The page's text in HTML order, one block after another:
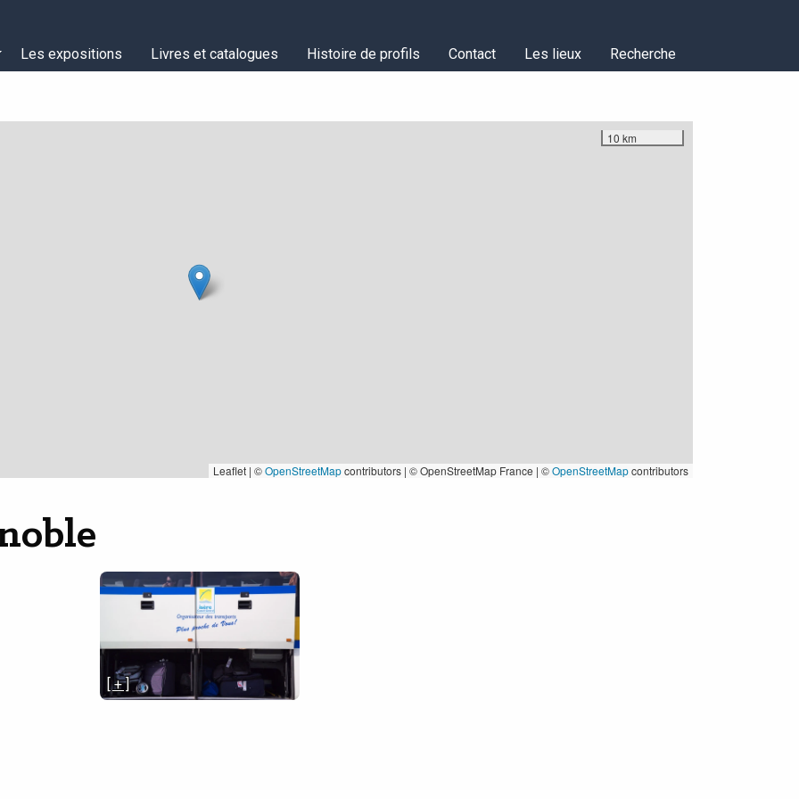
Les expositions Livres et catalogues Histoire de profils Contact Les lieux Recherche
10 km
Leaflet | ©OpenStreetMapcontributors | © OpenStreetMap France | ©OpenStreetMapcontributors
[ + ]